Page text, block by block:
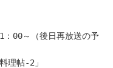
～（後日再放送の予
帖-2」